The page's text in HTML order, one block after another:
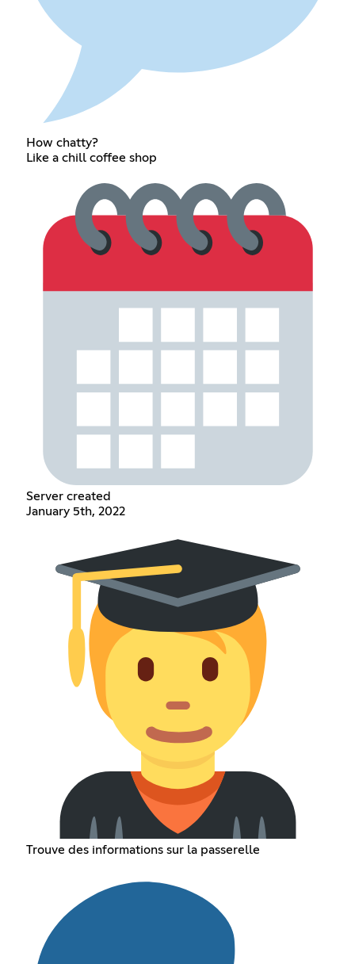
How chatty?
Like a chill coffee shop
Server created
January 5th, 2022
Trouve des informations sur la passerelle